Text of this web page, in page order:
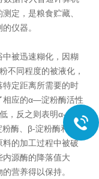
定，是粮食贮藏、
仪器。
被迅速糊化，因糊
不同程度的被液化，
定距离所需要的时
相应的α—淀粉酶活性
，反之则表明α—淀
酶、β-淀粉酶和葡
料的加工过程中被破
源酶的降落值大
营养得以保持。